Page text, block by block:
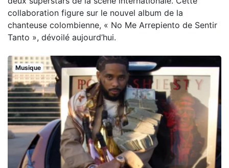
collaboration figure sur le nouvel album de la
chanteuse colombienne, « No Me Arrepiento de Sentir
Tanto », dévoilé aujourd’hui.
Musique